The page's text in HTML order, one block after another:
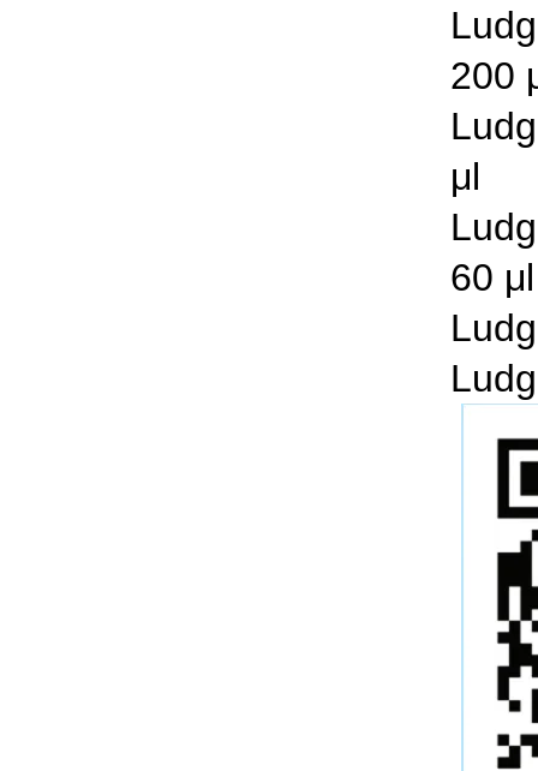
200
μl
60 μl